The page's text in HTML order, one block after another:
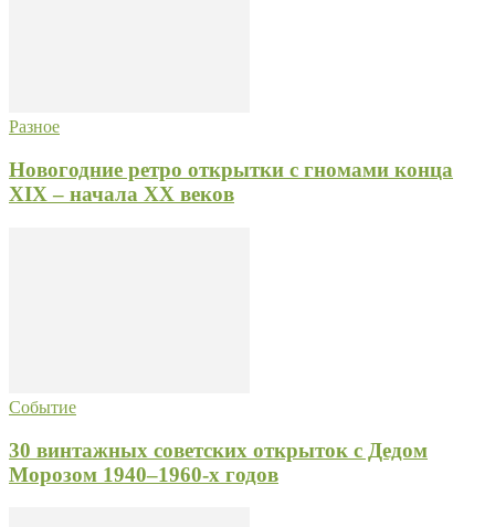
Разное
Новогодние ретро открытки с гномами конца
XIX – начала XX веков
Событие
30 винтажных советских открыток с Дедом
Морозом 1940–1960-х годов